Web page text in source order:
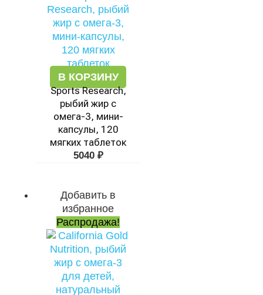
В КОРЗИНУ
Sports Research,
рыбий жир с
омега-3, мини-
капсулы, 120
мягких таблеток
5040 ₽
Добавить в
избранное
Распродажа!
Первоначальная
цена
составляла
2585 ₽.
1091 ₽.